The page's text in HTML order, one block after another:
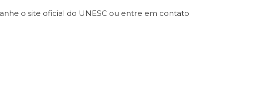
o site oficial do UNESC ou entre em contato